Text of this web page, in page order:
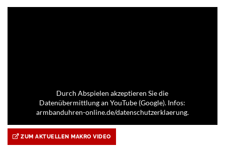
Durch Abspielen akzeptieren Sie die
Datenübermittlung an YouTube (Google). Infos:
armbanduhren-online.de/datenschutzerklaerung.
ZUM AKTUELLEN MAKRO VIDEO